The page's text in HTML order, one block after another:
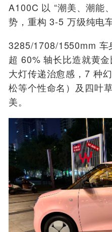
A100C 以 “潮美、潮能
势，重构 3-5 万级纯电
3285/1708/1550mm 车
超 60% 轴长比造就黄
大灯传递治愈感，7 种
松等个性命名）及四叶
美。